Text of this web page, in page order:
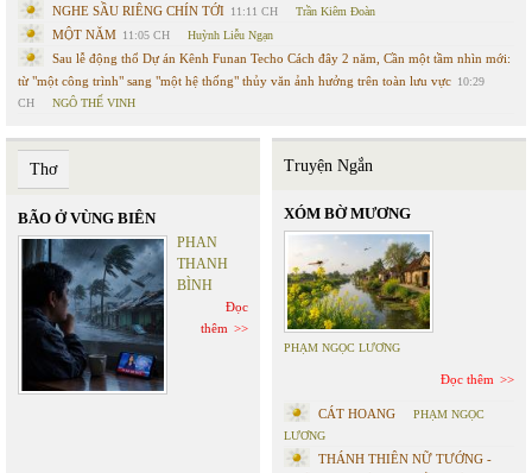
NGHE SẦU RIÊNG CHÍN TỚI 11:11 CH Trần Kiêm Đoàn
MỘT NĂM 11:05 CH Huỳnh Liễu Ngạn
Sau lễ động thổ Dự án Kênh Funan Techo Cách đây 2 năm, Cần một tầm nhìn mới:
từ "một công trình" sang "một hệ thống" thủy văn ảnh hưởng trên toàn lưu vực 10:29
CH
NGÔ THẾ VINH
Thơ
BÃO Ở VÙNG BIÊN
PHAN
THANH
BÌNH
Đọc
thêm
Truyện Ngắn
XÓM BỜ MƯƠNG
PHẠM NGỌC LƯƠNG
Đọc thêm
CÁT HOANG
PHẠM NGỌC
LƯƠNG
THÁNH THIÊN NỮ TƯỚNG -